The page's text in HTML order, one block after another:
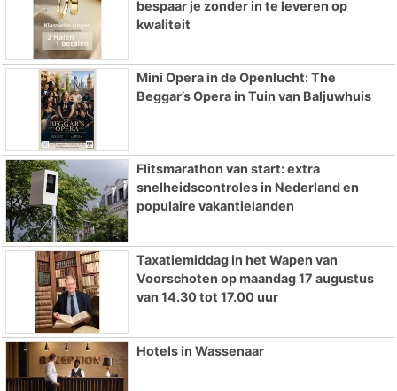
bespaar je zonder in te leveren op
kwaliteit
Mini Opera in de Openlucht: The
Beggar’s Opera in Tuin van Baljuwhuis
Flitsmarathon van start: extra
snelheidscontroles in Nederland en
populaire vakantielanden
Taxatiemiddag in het Wapen van
Voorschoten op maandag 17 augustus
van 14.30 tot 17.00 uur
Hotels in Wassenaar